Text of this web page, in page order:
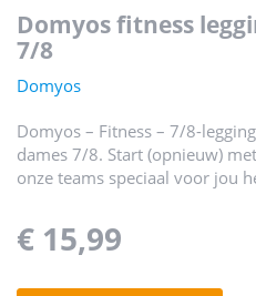
domyos fitness legging 120 voor dames
7/8
Domyos
Domyos – Fitness – 7/8-
dames 7/8. Start (opnieuw)
onze teams speciaal voor jou
€ 15,99